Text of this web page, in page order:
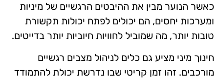
כאשר הנוער מבין את ההיבטים הרגשיים של מיניות
ומערכות יחסים, הם יכולים לפתח יכולות תקשורת
טובות יותר, מה שמוביל לחוויות חיוביות יותר בדייטים.
חינוך מיני מציע גם כלים לניהול מצבים רגשיים
מורכבים. זהו זמן קריטי שבו נדרשת יכולת להתמודד